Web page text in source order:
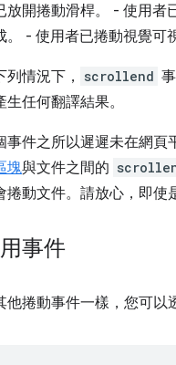
放開捲動滑桿。 - 使用
。 - 使用者已捲動視覺可
列情況下， scrollend
生任何翻譯結果。
事件之所以遲遲未在網頁
塊與文件之間的
捲動文件。請放心，即使
事件
他捲動事件一樣，您可以